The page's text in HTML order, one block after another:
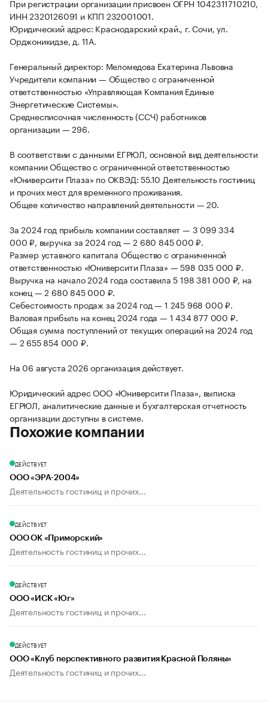
При регистрации организации присвоен ОГРН 1042311710210,
ИНН 2320126091 и КПП 232001001.
Юридический адрес: Краснодарский край., г. Сочи, ул.
Орджоникидзе, д. 11А.
Генеральный директор: Меломедова Екатерина Львовна
Учредители компании — Общество с ограниченной
ответственностью «Управляющая Компания Единые
Энергетические Системы».
Среднесписочная численность (ССЧ) работников
организации — 296.
В соответствии с данными ЕГРЮЛ, основной вид деятельности
компании Общество с ограниченной ответственностью
«Юниверсити Плаза» по ОКВЭД: 55.10 Деятельность гостиниц
и прочих мест для временного проживания.
Общее количество направлений деятельности — 20.
За 2024 год прибыль компании составляет — 3 099 334
000 ₽, выручка за 2024 год — 2 680 845 000 ₽.
Размер уставного капитала Общество с ограниченной
ответственностью «Юниверсити Плаза» — 598 035 000 ₽.
Выручка на начало 2024 года составила 5 198 381 000 ₽, на
конец — 2 680 845 000 ₽.
Себестоимость продаж за 2024 год — 1 245 968 000 ₽.
Валовая прибыль на конец 2024 года — 1 434 877 000 ₽.
Общая сумма поступлений от текущих операций на 2024 год
— 2 655 854 000 ₽.
На 06 августа 2026 организация действует.
Юридический адрес ООО «Юниверсити Плаза», выписка
ЕГРЮЛ, аналитические данные и бухгалтерская отчетность
организации доступны в системе.
Похожие компании
ДЕЙСТВУЕТ
ООО «ЭРА-2004»
Деятельность гостиниц и прочих...
ДЕЙСТВУЕТ
ООО ОК «Приморский»
Деятельность гостиниц и прочих...
ДЕЙСТВУЕТ
ООО «ИСК «Юг»
Деятельность гостиниц и прочих...
ДЕЙСТВУЕТ
ООО «Клуб перспективного развития Красной Поляны»
Деятельность гостиниц и прочих...